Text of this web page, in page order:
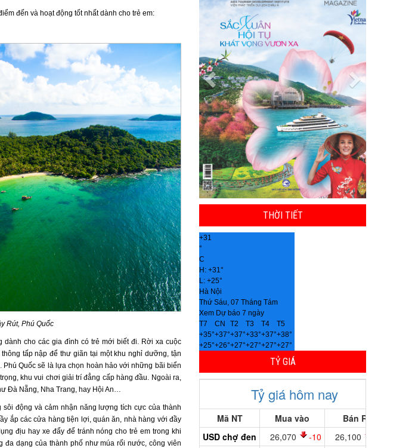
đến và hoạt động tốt nhất dành cho trẻ em:
Rút, Phú Quốc
cho các gia đình có trẻ mới biết đi. Rời xa cuộc
tấp nập để thư giãn tại một khu nghỉ dưỡng, tận
Quốc sẽ là lựa chọn hoàn hảo với những bãi biển
khu vui chơi giải trí đẳng cấp hàng đầu. Ngoài ra,
Đà Nẵng, Nha Trang, hay Hội An…
động và cảm nhận năng lượng tích cực của thành
ắp các cửa hàng tiện lợi, quán ăn, nhà hàng với đầy
địu hay xe đẩy để tránh nóng cho trẻ em trong khi
đa dạng của thành phố như múa rối nước, công viên
THỜI TIẾT
+31
°
C
H: +31°
L: +25°
Hà Nội
Thứ Sáu, 07 Tháng Tám
Xem Dự báo 7 ngày
T7
CN T2 T3 T4
T5
+35°+37°+37°+33°+37°+38°
+25°+26°+27°+27°+27°+27°
TỶ GIÁ